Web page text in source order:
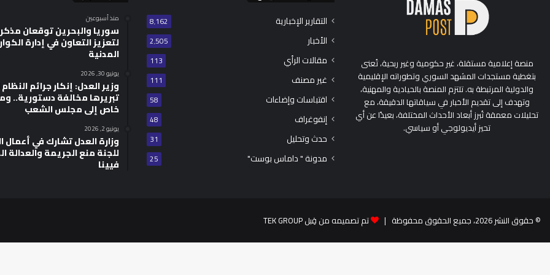
منصة إعلامية مستقلة، غير حكومية وغير ربحية، تُعنى
بتغطية مستجدات المشهد السوري وتطوراته الإقليمية
والدولية المرتبطة به. تلتزم المنصة بالحيادية والمهنية،
وتهدف إلى تقديم الأخبار في سياقاتها الدقيقة، مع
تحليلات معمقة تُبرز أبعاد الأحداث المختلفة، بعيدًا عن أي
تحيز أيديولوجي أو سياسي.
التقارير الإخبارية 8٬162
الأخبار 2٬505
مقالات الرأي 113
غير مصنف 111
اقتباسات وإضاءات 58
إنفوغراف 48
حدث وتحليل 31
مدونة " داماس بوست" 25
منذ أسبوعين
سوريا والبحرين توقعان
لتعزيز التعاون في إدارة
المدنية
يونيو 30, 2026
وزير العدل: إنكار جرائم النظام
تبريرها مخالفة دستورية..
خاص إلى مجلس الشعب
يونيو 2, 2026
للجنة منع الجريمة والعدالة
فيينا
© حقوق النشر 2026، جميع الحقوق محفوظة | تم تصميمه من قِبل TEK GROUP